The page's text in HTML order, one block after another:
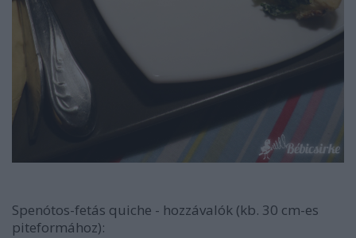
Spenótos-fetás quiche - hozzávalók (kb. 30 cm-es
piteformához):